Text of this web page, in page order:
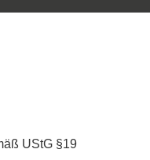
UStG §19